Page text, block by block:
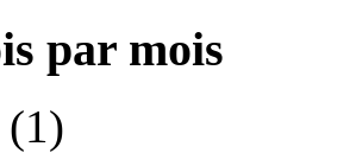
par mois
(1)